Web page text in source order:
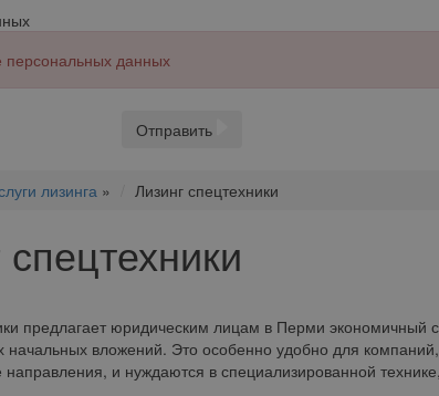
персональных данных
Отправить
лизинга» Лизинг спецтехники
предлагает юридическим лицам в Перми экономичный
начальных вложений. Это особенно удобно для
и нуждаются в специализированной